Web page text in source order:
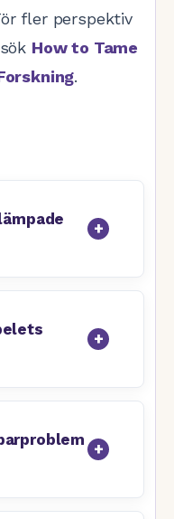
fler perspektiv
How to Tame
.